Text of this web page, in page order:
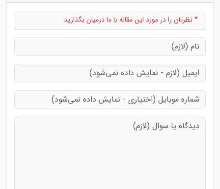
* نظرتان را در مورد این مقاله با ما درمیان بگذارید